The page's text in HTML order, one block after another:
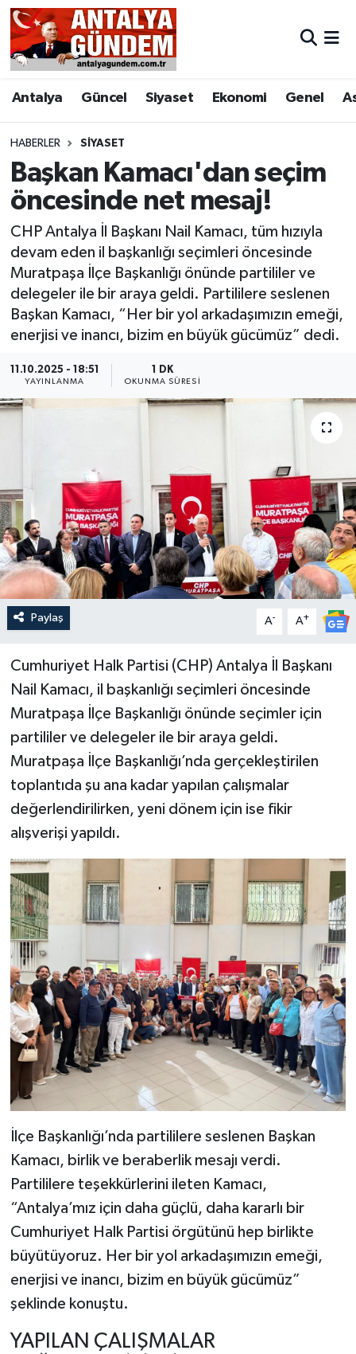
Antalya Güncel Siyaset Ekonomi Genel
HABERLER SIYASET
Başkan Kamacı'dan seçim
öncesinde net mesaj!
CHP Antalya İl Başkanı Nail Kamacı, tüm hızıyla
devam eden il başkanlığı seçimleri öncesinde
Muratpaşa İlçe Başkanlığı önünde partililer ve
delegeler ile bir araya geldi. Partililere seslenen
Başkan Kamacı, “Her bir yol arkadaşımızın emeği,
enerjisi ve inancı, bizim en büyük gücümüz” dedi.
11.10.2025 - 18:51
YAYINLANMA
1 DK
OKUNMA SÜRESI
Paylaş A- A+
Cumhuriyet Halk Partisi (CHP) Antalya İl Başkanı
Nail Kamacı, il başkanlığı seçimleri öncesinde
Muratpaşa İlçe Başkanlığı önünde seçimler için
partililer ve delegeler ile bir araya geldi.
Muratpaşa İlçe Başkanlığı’nda gerçekleştirilen
toplantıda şu ana kadar yapılan çalışmalar
değerlendirilirken, yeni dönem için ise fikir
alışverişi yapıldı.
İlçe Başkanlığı’nda partililere seslenen Başkan
Kamacı, birlik ve beraberlik mesajı verdi.
Partililere teşekkürlerini ileten Kamacı,
“Antalya’mız için daha güçlü, daha kararlı bir
Cumhuriyet Halk Partisi örgütünü hep birlikte
büyütüyoruz. Her bir yol arkadaşımızın emeği,
enerjisi ve inancı, bizim en büyük gücümüz”
şeklinde konuştu.
YAPILAN ÇALIŞMALAR
Antalya
Asayiş
Bilim & Teknoloji
Bölge
EĞİTİM
Ekonomi
Genel
Görüntülü Haber
Güncel
Magazin
Resmi İlan
Sağlık & Yaşam
Siyaset
Spor
Antalya Nöbetçi Eczaneler
Antalya Hava Durumu
Antalya Namaz Vakitleri
Antalya Trafik Yoğunluk Haritası
Süper Lig Puan Durumu ve Fikstür
Tüm Manşetler
Son Dakika Haberleri
Haber Arşivi